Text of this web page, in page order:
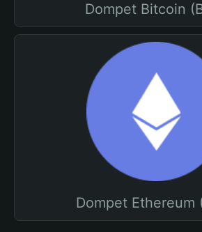
Dompet Bitcoin
Dompet Ethereum